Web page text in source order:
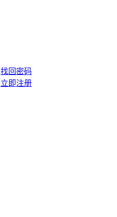
找回密码
立即注册